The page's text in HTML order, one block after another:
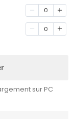
0
0
sur PC